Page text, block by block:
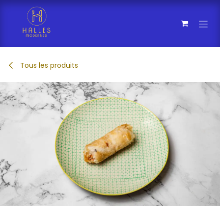
Se rendre au contenu
Tous les produits